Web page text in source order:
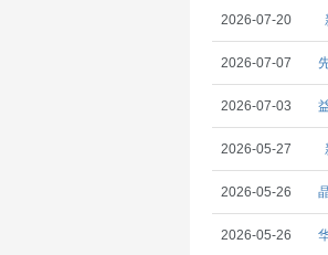
2026-07-20
2026-07-07
2026-07-03
2026-05-27
2026-05-26
2026-05-26